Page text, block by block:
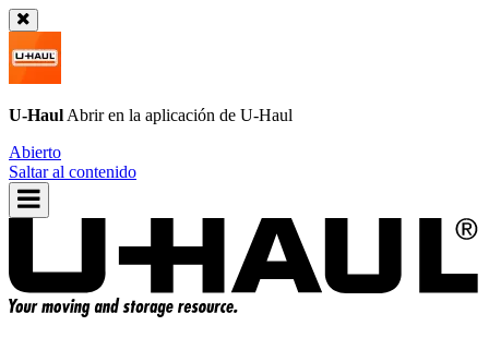
U-Haul Abrir en la aplicación de U-Haul
Abierto
Saltar al contenido